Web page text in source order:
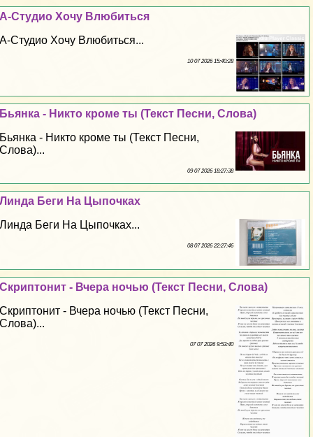
А-Студио Хочу Влюбиться
А-Студио Хочу Влюбиться...
10 07 2026 15:40:28
Бьянка - Никто кроме ты (Текст Песни, Слова)
Бьянка - Никто кроме ты (Текст Песни,
Слова)...
09 07 2026 18:27:38
Линда Беги На Цыпочках
Линда Беги На Цыпочках...
08 07 2026 22:27:46
Скриптонит - Вчера ночью (Текст Песни, Слова)
Скриптонит - Вчера ночью (Текст Песни,
Слова)...
07 07 2026 9:53:40